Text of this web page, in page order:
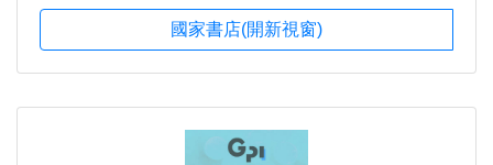
國家書店(開新視窗)